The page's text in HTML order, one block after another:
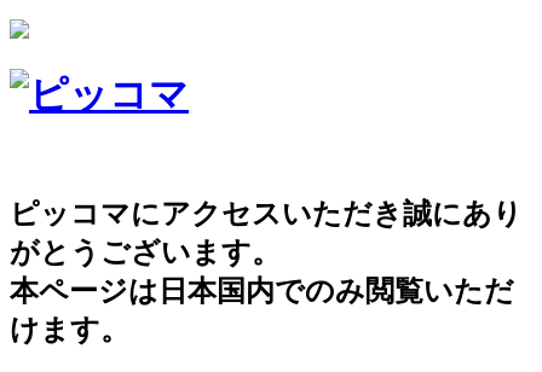
ピッコマにアクセスいただき誠にあり
がとうございます。
本ページは日本国内でのみ閲覧いただ
けます。